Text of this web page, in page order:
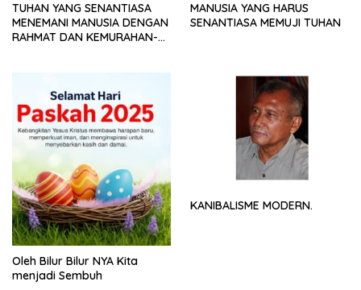
TUHAN YANG SENANTIASA
MENEMANI MANUSIA DENGAN
RAHMAT DAN KEMURAHAN-
MANUSIA YANG HARUS
SENANTIASA MEMUJI TUHAN
Oleh Bilur Bilur NYA Kita
menjadi Sembuh
KANIBALISME MODERN.